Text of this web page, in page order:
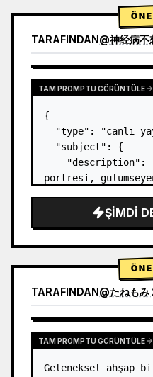
TARAFINDAN@神经病不
TAM PROMPTU GÖRÜNTÜLE
{
"type": "canlı
  "subject": {
"description":
portresi,
tişört giyiyor",
"background":
ŞIMDI
TARAFINDAN@たねもみ 2.0
TAM PROMPTU GÖRÜNTÜLE
Geleneksel ahşap